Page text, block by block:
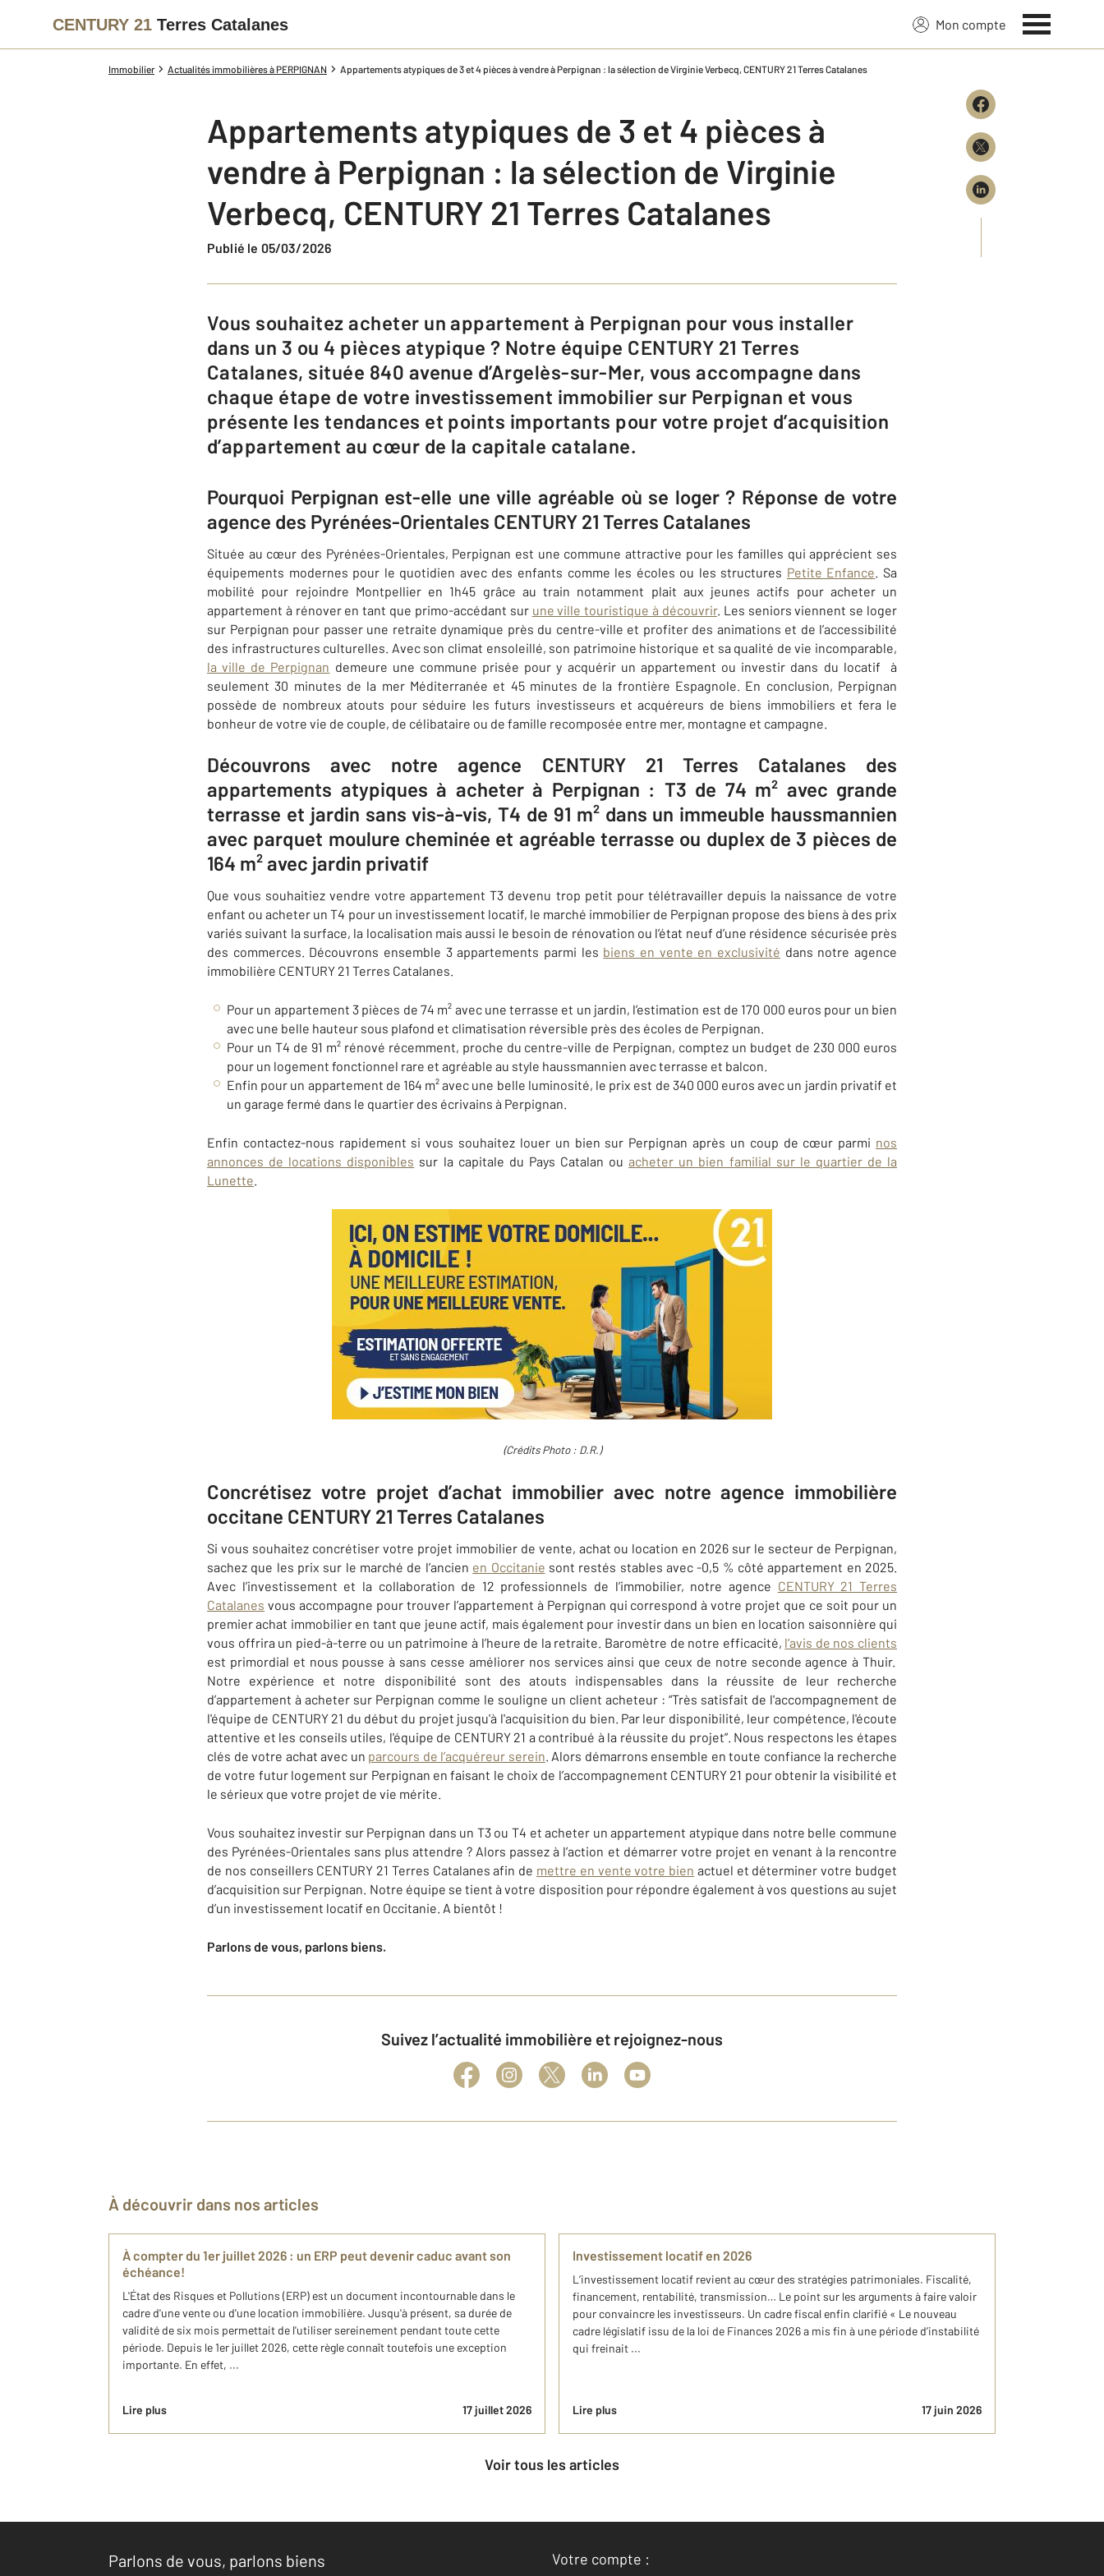
CENTURY 21 Terres Catalanes Mon compte
Immobilier Actualités immobilières à PERPIGNAN Appartements atypiques​ de 3 et 4 pièces ​à​ vendre à Perpignan : ​la sélection de Virginie Verbecq​, CENTURY 21 Terres Catalanes
Appartements atypiques​ de 3 et 4 pièces ​à​
vendre à Perpignan : ​la sélection de Virginie
Verbecq​, CENTURY 21 Terres Catalanes
Publié le 05/03/2026
Vous souhaitez acheter un appartement à Perpignan pour vous installer
dans un 3 ou 4 pièces atypique ? Notre équipe CENTURY 21 Terres
Catalanes, située 840 avenue d’Argelès-sur-Mer, vous accompagne dans
chaque étape de votre investissement immobilier sur Perpignan et vous
présente les tendances et points importants pour votre projet d’acquisition
d’appartement au cœur de la capitale catalane.
Pourquoi Perpignan est-elle une ville agréable où se loger ? Réponse ​de votre
agence ​des Pyrénées-Orientales CENTURY 21 Terres Catalanes
Située au cœur des Pyrénées-Orientales, Perpignan est une commune attractive pour les familles qui apprécient ses
équipements modernes pour le quotidien avec des enfants comme les écoles ou les structures Petite Enfance. Sa
mobilité pour rejoindre Montpellier en 1h45 grâce au train notamment plait aux jeunes actifs pour acheter un
appartement à rénover en tant que primo-accédant sur une ville touristique à découvrir. Les seniors viennent se loger
sur Perpignan pour passer une retraite dynamique près du centre-ville et profiter des animations et de l’accessibilité
des infrastructures culturelles. Avec son climat ensoleillé, son patrimoine historique et sa qualité de vie incomparable,
la ville de Perpignan demeure une commune prisée pour y acquérir un appartement ou investir dans du locatif à
seulement 30 minutes de la mer Méditerranée et 45 minutes de la frontière Espagnole. En conclusion, Perpignan
possède de nombreux atouts pour séduire les futurs investisseurs et acquéreurs de biens immobiliers et fera le
bonheur de votre vie de couple, de célibataire ou de famille recomposée entre mer, montagne et campagne.
Découvrons avec notre agence CENTURY 21 Terres Catalanes des
appartements atypiques à acheter à Perpignan​ : T3 de 74 m² avec grande
terrasse et jardin sans vis-à-vis, ​T4 de 91 m² dans un immeuble haussmannien
avec parquet moulure cheminée et agréable terrasse ou ​duplex de 3 pièces de
164 m² avec jardin privatif
Que vous souhaitiez vendre votre appartement T3 devenu trop petit pour télétravailler depuis la naissance de votre
enfant ou acheter un T4 pour un investissement locatif, le marché immobilier de Perpignan propose des biens à des prix
variés suivant la surface, la localisation mais aussi le besoin de rénovation ou l’état neuf d’une résidence sécurisée près
des commerces. Découvrons ensemble 3 appartements parmi les biens en vente en exclusivité dans notre agence
immobilière CENTURY 21 Terres Catalanes.
Pour un appartement 3 pièces de 74 m² avec une terrasse et un jardin, l’estimation est de 170 000 euros pour un bien
avec une belle hauteur sous plafond et climatisation réversible près des écoles de Perpignan.
Pour un T4 de 91 m² rénové récemment, proche du centre-ville de Perpignan, comptez un budget de 230 000 euros
pour un logement fonctionnel rare et agréable au style haussmannien avec terrasse et balcon.
Enfin pour un appartement de 164 m² avec une belle luminosité, le prix est de 340 000 euros avec un jardin privatif et
un garage fermé dans le quartier des écrivains à Perpignan.
Enfin contactez-nous rapidement si vous souhaitez louer un bien sur Perpignanaprès un coup de cœur parmi nos
annonces de locations disponibles sur la capitale du Pays Catalan ouacheter un bien familial sur le quartier de la
Lunette.
(Crédits Photo : D.R.)
Concrétisez votre projet d’achat immobilier avec notre agence immobilière
occitane CENTURY 21 Terres Catalanes​
Si vous souhaitez concrétiser votre projet immobilier de vente, achat ou location en 2026 sur le secteur de Perpignan,
sachez que les prix sur le marché de l’ancien en Occitanie sont restés stables avec -0,5 % côté appartement en 2025.
Avec l’investissement et la collaboration de 12 professionnels de l’immobilier, notre agence CENTURY 21 Terres
Catalanes vous accompagne pour trouver l’appartement à Perpignan qui correspond à votre projet que ce soit pour un
premier achat immobilier en tant que jeune actif, mais également pour investir dans un bien en location saisonnière qui
vous offrira un pied-à-terre ou un patrimoine à l’heure de la retraite. Baromètre de notre efficacité, l’avis de nos clients
est primordial et nous pousse à sans cesse améliorer nos services ainsi que ceux de notre seconde agence à Thuir.
Notre expérience et notre disponibilité sont des atouts indispensables dans la réussite de leur recherche
d’appartement à acheter sur Perpignan comme le souligne un client acheteur : “Très satisfait de l'accompagnement de
l'équipe de CENTURY 21 du début du projet jusqu'à l'acquisition du bien. Par leur disponibilité, leur compétence, l'écoute
attentive et les conseils utiles, l'équipe de CENTURY 21 a contribué à la réussite du projet”. Nous respectons les étapes
clés de votre achat avec un parcours de l’acquéreur serein. Alors démarrons ensemble en toute confiance la recherche
de votre futur logement sur Perpignan en faisant le choix de l’accompagnement CENTURY 21 pour obtenir la visibilité et
le sérieux que votre projet de vie mérite.
Vous souhaitez investir sur Perpignan dans un T3 ou T4 et acheter un appartement atypique dans notre belle commune
des Pyrénées-Orientales sans plus attendre ? Alors passez à l’action et démarrer votre projet en venant à la rencontre
de nos conseillers CENTURY 21 Terres Catalanes afin de mettre en vente votre bien actuel et déterminer votre budget
d’acquisition sur Perpignan. Notre équipe se tient à votre disposition pour répondre également à vos questions au sujet
d’un investissement locatif en Occitanie. A bientôt !
Parlons de vous, parlons biens.
Suivez l’actualité immobilière et rejoignez-nous
À découvrir dans nos articles
À compter du 1er juillet 2026 : un ERP peut devenir caduc avant son
échéance!
L'État des Risques et Pollutions (ERP) est un document incontournable dans le
cadre d'une vente ou d'une location immobilière. Jusqu'à présent, sa durée de
validité de six mois permettait de l'utiliser sereinement pendant toute cette
période. Depuis le 1er juillet 2026, cette règle connaît toutefois une exception
importante. En effet, ...
Lire plus 17 juillet 2026
Investissement locatif en 2026
L’investissement locatif revient au cœur des stratégies patrimoniales. Fiscalité,
financement, rentabilité, transmission… Le point sur les arguments à faire valoir
pour convaincre les investisseurs. Un cadre fiscal enfin clarifié « Le nouveau
cadre législatif issu de la loi de Finances 2026 a mis fin à une période d’instabilité
qui freinait ...
Lire plus 17 juin 2026
Voir tous les articles
Parlons de vous, parlons biens Votre compte :